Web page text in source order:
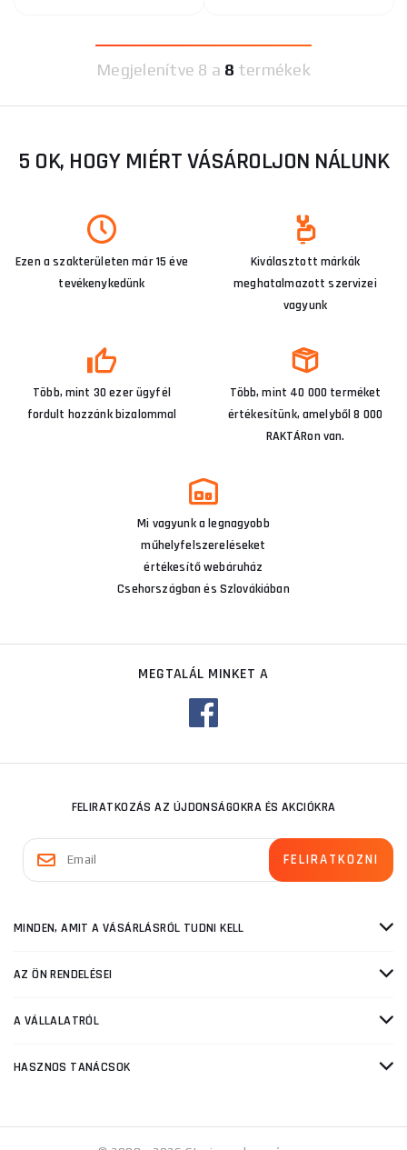
Megjelenítve 8 a 8 termékek
5 OK, HOGY MIÉRT VÁSÁROLJON NÁLUNK
Ezen a szakterületen már 15 éve
tevékenykedünk
Kiválasztott márkák
meghatalmazott szervizei
vagyunk
Több, mint 30 ezer ügyfél
fordult hozzánk bizalommal
Több, mint 40 000 terméket
értékesítünk, amelyből 8 000
RAKTÁRon van.
Mi vagyunk a legnagyobb
műhelyfelszereléseket
értékesítő webáruház
Csehországban és Szlovákiában
MEGTALÁL MINKET A
FELIRATKOZÁS AZ ÚJDONSÁGOKRA ÉS AKCIÓKRA
MINDEN, AMIT A VÁSÁRLÁSRÓL TUDNI KELL
AZ ÖN RENDELÉSEI
A VÁLLALATRÓL
HASZNOS TANÁCSOK